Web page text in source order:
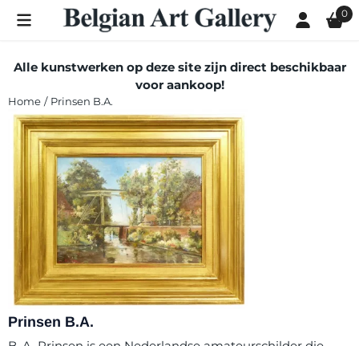
Cookievoorkeuren zijn momenteel gesloten. 0
Alle kunstwerken op deze site zijn direct beschikbaar
voor aankoop!
Home / Prinsen B.A.
Prinsen B.A.